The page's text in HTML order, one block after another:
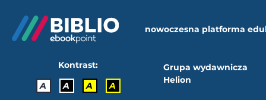
nowoczesna platforma
Kontrast:
A
A A A
Grupa wydawnicza
Helion